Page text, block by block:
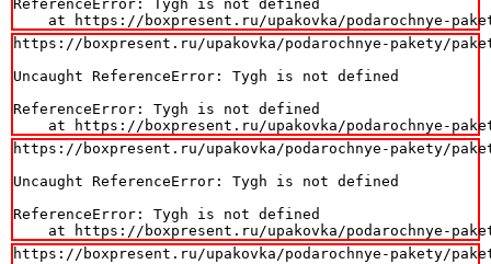
ReferenceError: Tygh is not defined
at https://boxpresent.ru/upakovka/podarochnye-
https://boxpresent.ru/upakovka/podarochnye-pakety/
Uncaught ReferenceError: Tygh is not defined
ReferenceError: Tygh is not defined
at https://boxpresent.ru/upakovka/podarochnye-
https://boxpresent.ru/upakovka/podarochnye-pakety/
Uncaught ReferenceError: Tygh is not defined
ReferenceError: Tygh is not defined
at https://boxpresent.ru/upakovka/podarochnye-
https://boxpresent.ru/upakovka/podarochnye-pakety/